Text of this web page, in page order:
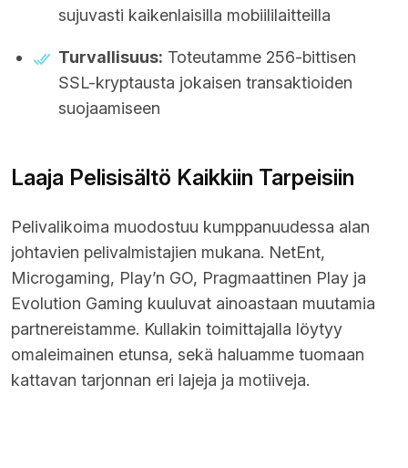
sujuvasti kaikenlaisilla mobiililaitteilla
Turvallisuus: Toteutamme 256-bittisen
SSL-kryptausta jokaisen transaktioiden
suojaamiseen
Laaja Pelisisältö Kaikkiin Tarpeisiin
Pelivalikoima muodostuu kumppanuudessa alan
johtavien pelivalmistajien mukana. NetEnt,
Microgaming, Play’n GO, Pragmaattinen Play ja
Evolution Gaming kuuluvat ainoastaan muutamia
partnereistamme. Kullakin toimittajalla löytyy
omaleimainen etunsa, sekä haluamme tuomaan
kattavan tarjonnan eri lajeja ja motiiveja.